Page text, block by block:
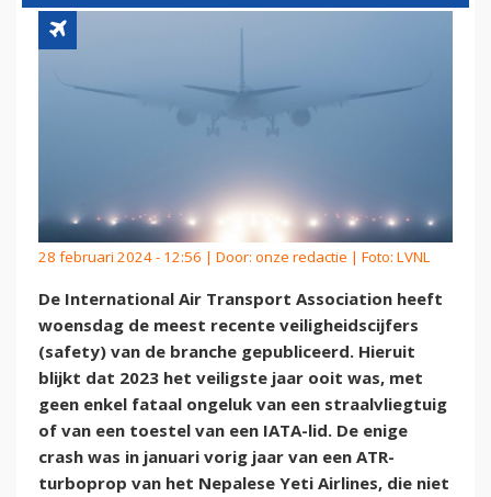
28 februari 2024 - 12:56 | Door: onze redactie | Foto: LVNL
De International Air Transport Association heeft
woensdag de meest recente veiligheidscijfers
(safety) van de branche gepubliceerd. Hieruit
blijkt dat 2023 het veiligste jaar ooit was, met
geen enkel fataal ongeluk van een straalvliegtuig
of van een toestel van een IATA-lid. De enige
crash was in januari vorig jaar van een ATR-
turboprop van het Nepalese Yeti Airlines, die niet